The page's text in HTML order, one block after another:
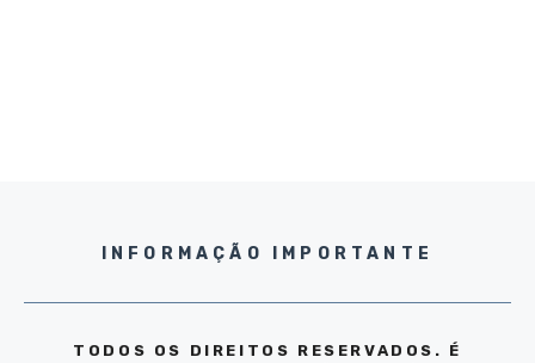
INFORMAÇÃO IMPORTANTE
TODOS OS DIREITOS RESERVADOS. É